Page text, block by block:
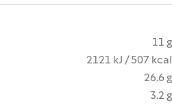
11 g
2121 kJ / 507 kcal
26.6 g
3.2 g